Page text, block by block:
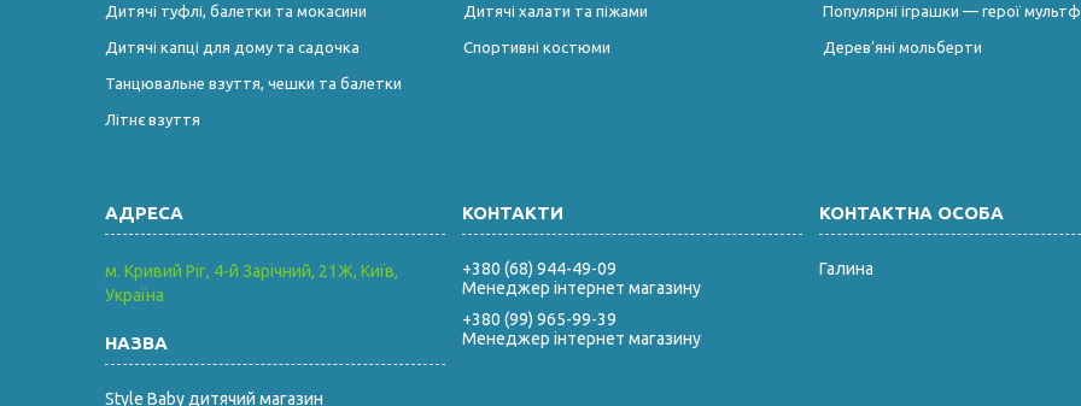
Дитячі туфлі, балетки та мокасини
Дитячі капці для дому та садочка
Танцювальне взуття, чешки та балетки
Літнє взуття
Дитячі халати та піжами
Спортивні костюми
Популярні іграшки — герої
Дерев’яні мольберти
м. Кривий Ріг, 4-й Зарічний, 21Ж, Київ,
Україна
Style Baby дитячий магазин
+380 (68) 944-49-09
Менеджер інтернет магазину
+380 (99) 965-99-39
Менеджер інтернет магазину
Галина